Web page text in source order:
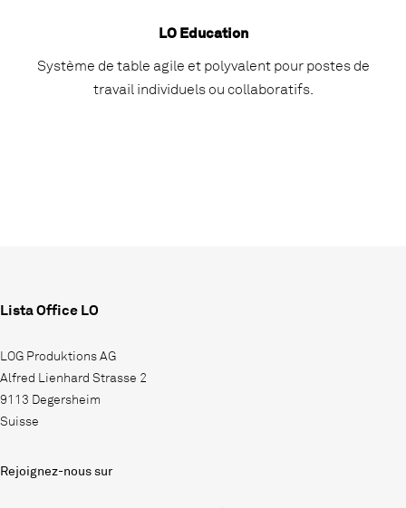
LO Education
Système de table agile et polyvalent pour postes de
travail individuels ou collaboratifs.
Lista Office LO
LOG Produktions AG
Alfred Lienhard Strasse 2
9113 Degersheim
Suisse
Rejoignez-nous sur